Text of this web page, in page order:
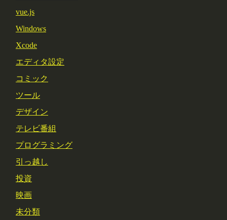
vue.js
Windows
Xcode
エディタ設定
コミック
ツール
デザイン
テレビ番組
プログラミング
引っ越し
投資
映画
未分類